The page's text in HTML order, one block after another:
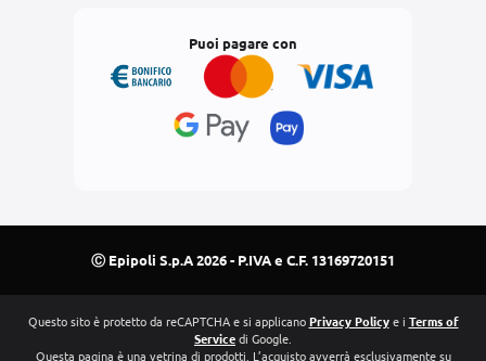
Puoi pagare con
Ⓒ Epipoli S.p.A 2026 - P.IVA e C.F. 13169720151
Questo sito è protetto da reCAPTCHA e si applicanoPrivacy Policye i Terms of
Servicedi Google.
Questa pagina è una vetrina di prodotti. L’acquisto avverrà esclusivamente su